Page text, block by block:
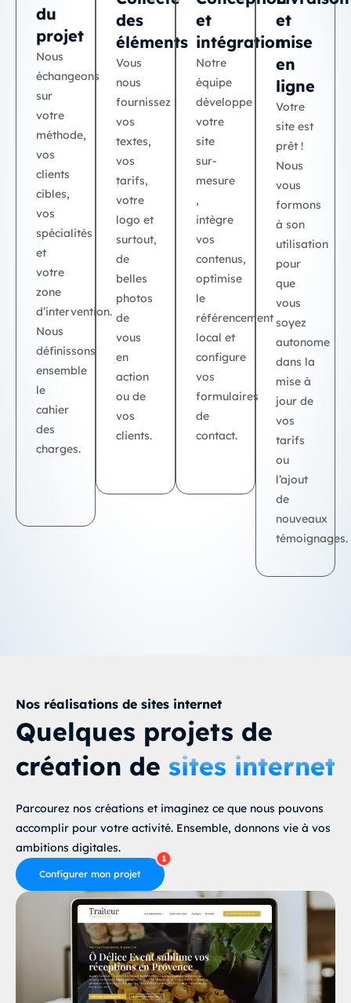
du
projet
Nous
échangeons
sur
votre
méthode,
vos
clients
cibles,
vos
spécialités
et
votre
zone
d’intervention.
Nous
définissons
ensemble
le
cahier
des
charges.
des
éléments
Vous
nous
fournissez
vos
textes,
vos
tarifs,
votre
logo et
surtout,
de
belles
photos
de
vous
en
action
ou de
vos
clients.
et
intégration
Notre
équipe
développe
votre
site
sur-
mesure
,
intègre
vos
contenus,
optimise
le
référencement
local et
configure
vos
formulaires
de
contact.
et
mise
en
ligne
Votre
site est
prêt !
Nous
vous
formons
à son
utilisation
pour
que
vous
soyez
autonome
dans la
mise à
jour de
vos
tarifs
ou
l’ajout
de
nouveaux
témoignages.
Nos réalisations de sites internet
Quelques projets de
création de sites internet
Parcourez nos créations et imaginez ce que nous pouvons
accomplir pour votre activité. Ensemble, donnons vie à vos
ambitions digitales.
Configurer mon projet